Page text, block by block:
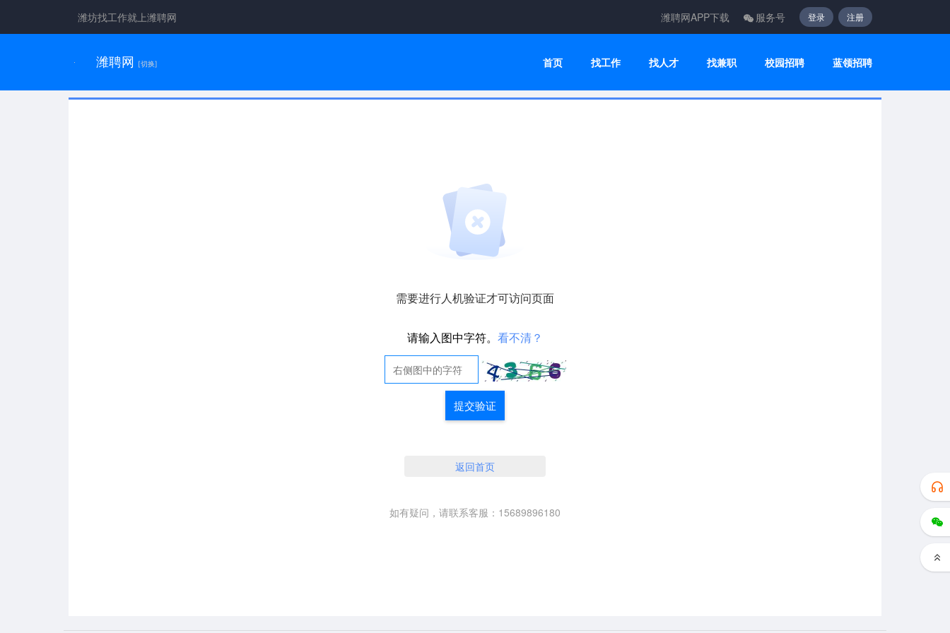
潍坊找工作就上潍聘网 潍聘网APP下载 服务号 登录 注册
潍聘网 [切换] 首页 找工作 找人才 找兼职 校园招聘 蓝领招聘
需要进行人机验证才可访问页面
请输入图中字符。 看不清？
提交验证
返回首页
如有疑问，请联系客服：15689896180